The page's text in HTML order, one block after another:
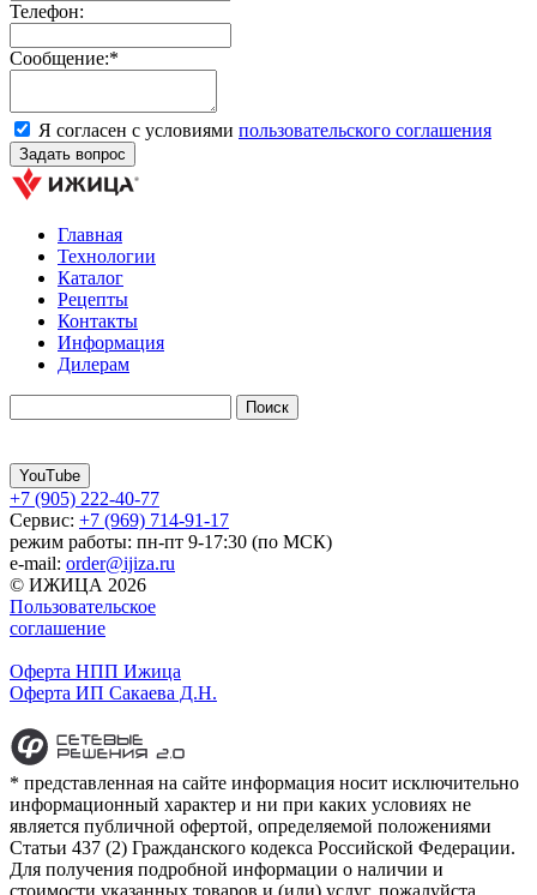
Телефон:
Сообщение:*
Я согласен с условиями пользовательского соглашения
Главная
Технологии
Каталог
Рецепты
Контакты
Информация
Дилерам
YouTube
+7 (905) 222-40-77
Сервис: +7 (969) 714-91-17
режим работы: пн-пт 9-17:30 (по МСК)
e-mail: order@ijiza.ru
© ИЖИЦА 2026
Пользовательское
соглашение
Оферта НПП Ижица
Оферта ИП Сакаева Д.Н.
* представленная на сайте информация носит исключительно
информационный характер и ни при каких условиях не
является публичной офертой, определяемой положениями
Статьи 437 (2) Гражданского кодекса Российской Федерации.
Для получения подробной информации о наличии и
стоимости указанных товаров и (или) услуг, пожалуйста,